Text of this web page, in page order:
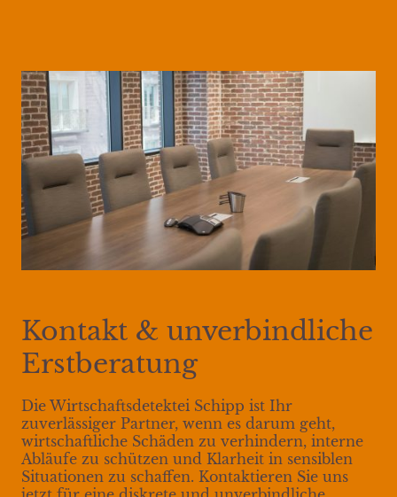
Kontakt & unverbindliche
Erstberatung
Die Wirtschaftsdetektei Schipp ist Ihr
zuverlässiger Partner, wenn es darum geht,
wirtschaftliche Schäden zu verhindern, interne
Abläufe zu schützen und Klarheit in sensiblen
Situationen zu schaffen. Kontaktieren Sie uns